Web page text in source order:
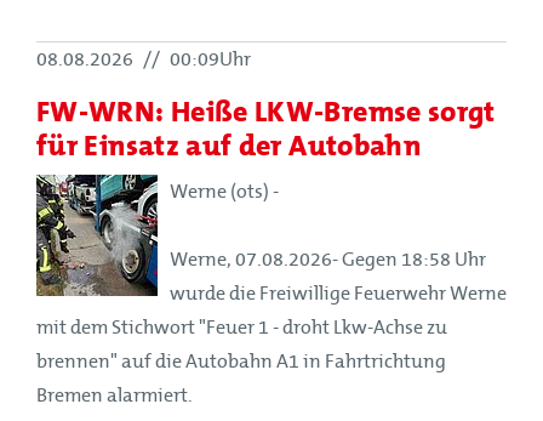
08.08.2026 // 00:09Uhr
FW-WRN: Heiße LKW-Bremse sorgt
für Einsatz auf der Autobahn
Werne (ots) -
Werne, 07.08.2026- Gegen 18:58 Uhr
wurde die Freiwillige Feuerwehr Werne
mit dem Stichwort "Feuer 1 - droht Lkw-Achse zu
brennen" auf die Autobahn A1 in Fahrtrichtung
Bremen alarmiert.